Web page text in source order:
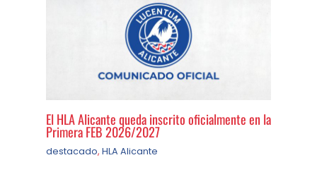
El HLA Alicante queda inscrito oficialmente en la
Primera FEB 2026/2027
destacado, HLA Alicante